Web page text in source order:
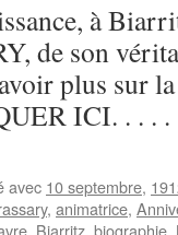
à
de son
plus sur
ICI. .
avec 10 septembre,
, animatrice,
, Biarritz, biographie,